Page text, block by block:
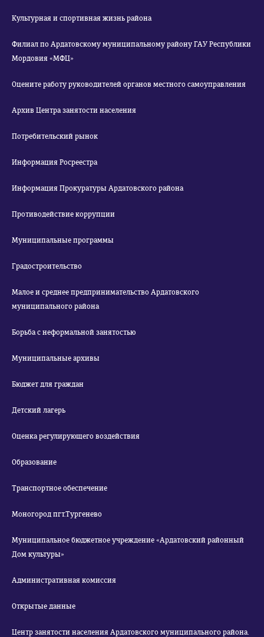
Культурная и спортивная жизнь района
Филиал по Ардатовскому муниципальному району ГАУ Республики
Мордовия «МФЦ»
Оцените работу руководителей органов местного самоуправления
Архив Центра занятости населения
Потребительский рынок
Информация Росреестра
Информация Прокуратуры Ардатовского района
Противодействие коррупции
Муниципальные программы
Градостроительство
Малое и среднее предпринимательство Ардатовского
муниципального района
Борьба с неформальной занятостью
Муниципальные архивы
Бюджет для граждан
Детский лагерь
Оценка регулирующего воздействия
Образование
Транспортное обеспечение
Моногород пгт.Тургенево
Муниципальное бюджетное учреждение «Ардатовский районный
Дом культуры»
Административная комиссия
Открытые данные
Центр занятости населения Ардатовского муниципального района.